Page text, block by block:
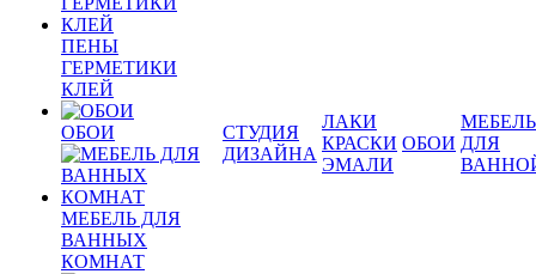
ПЕНЫ
ГЕРМЕТИКИ
КЛЕЙ
ОБОИ
МЕБЕЛЬ ДЛЯ
ВАННЫХ
КОМНАТ
СТУДИЯ
ДИЗАЙНА
ЛАКИ
КРАСКИ
ЭМАЛИ
ОБОИ
МЕБЕЛЬ
ДЛЯ